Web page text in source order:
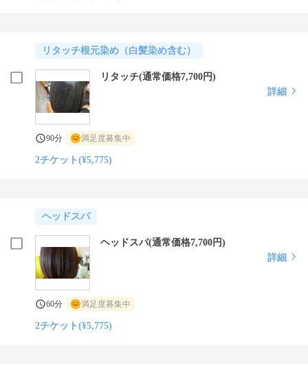
リタッチ根元染め（白髪染め含む）
リタッチ(通常価格7,700円)
詳細
90分 満足度募集中
2チケット(¥5,775)
ヘッドスパ
ヘッドスパ(通常価格7,700円)
詳細
60分 満足度募集中
2チケット(¥5,775)